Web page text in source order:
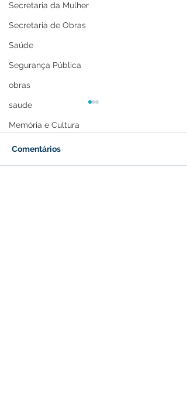
Secretaria da Mulher
Secretaria de Obras
Saúde
Segurança Pública
obras
saude
Memória e Cultura
Comentários